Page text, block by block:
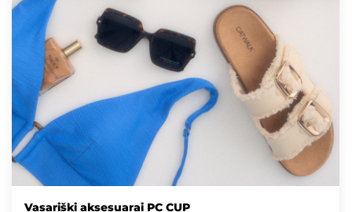
Vasariški aksesuarai PC CUP